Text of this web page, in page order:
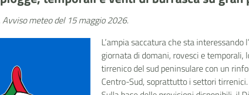
meteo del 15 maggio 2026.
L’ampia saccatura che sta
giornata di domani, rovesci e
tirrenico del sud peninsulare con un
Centro-Sud, soprattutto i settori tirrenici.